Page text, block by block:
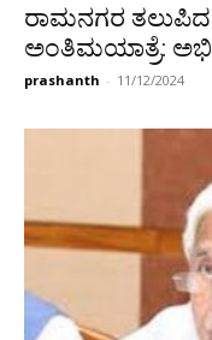
ರಾಮನಗರ
ಅಂತಿಮಯಾತ್ರೆ:
prashanth - 11/12/2024